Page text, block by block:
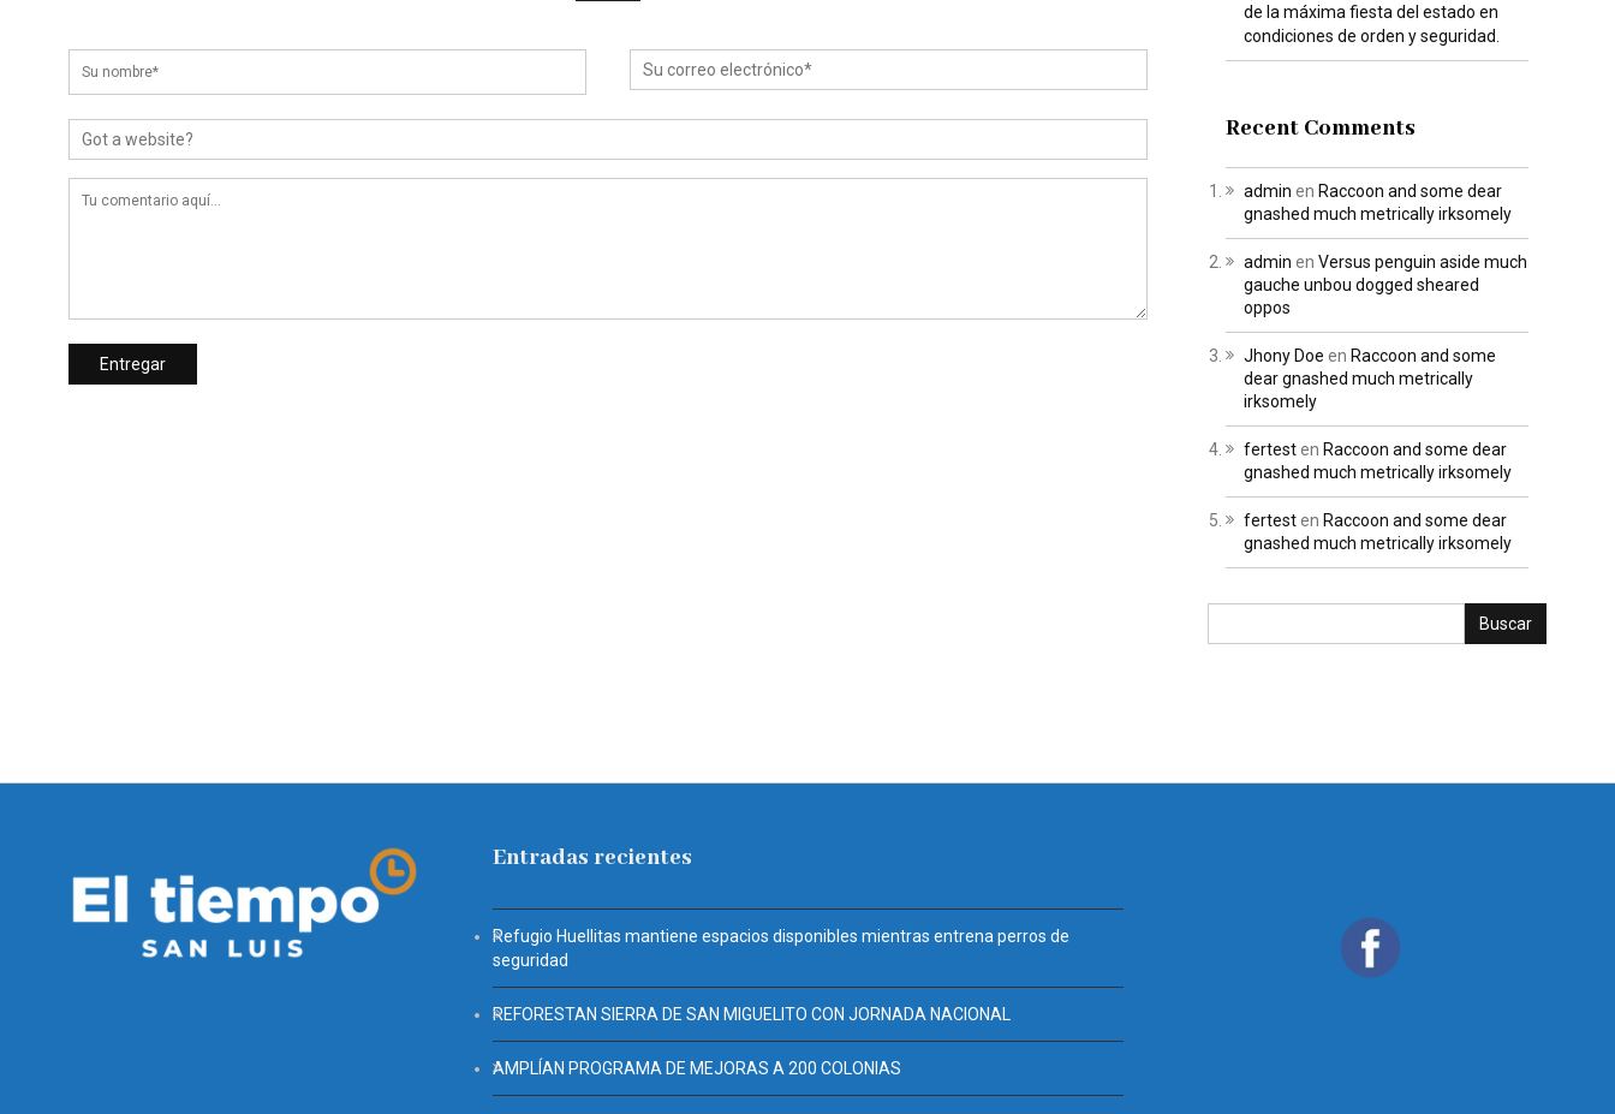
de la máxima fiesta del estado en
condiciones de orden y seguridad.
Recent Comments
admin en Raccoon and some dear
gnashed much metrically irksomely
admin en Versus penguin aside much
gauche unbou dogged sheared
oppos
Jhony Doe en Raccoon and some
dear gnashed much metrically
irksomely
fertesten Raccoon and some dear
gnashed much metrically irksomely
fertesten Raccoon and some dear
gnashed much metrically irksomely
Entradas recientes
Refugio Huellitas mantiene espacios disponibles mientras entrena perros de
seguridad
REFORESTAN SIERRA DE SAN MIGUELITO CON JORNADA NACIONAL
AMPLÍAN PROGRAMA DE MEJORAS A 200 COLONIAS